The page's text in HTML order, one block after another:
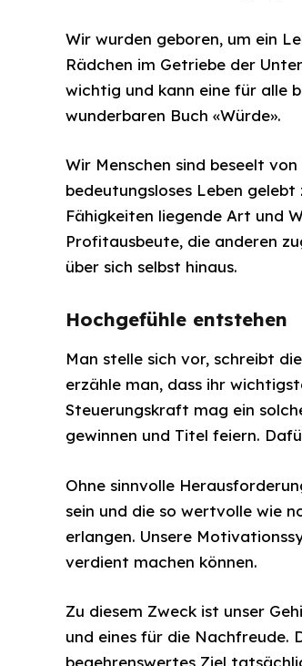
Wir wurden geboren, um ein
Rädchen im Getriebe der
wichtig und kann eine für alle
wunderbaren Buch «Würde».
Wir Menschen sind beseelt
bedeutungsloses Leben
Fähigkeiten liegende Art und
Profitausbeute, die anderen
über sich selbst hinaus.
Hochgefühle entstehen
Man stelle sich vor, schreibt
erzähle man, dass ihr
Steuerungskraft mag ein
gewinnen und Titel feiern.
Ohne sinnvolle
sein und die so wertvolle wie
erlangen. Unsere
verdient machen können.
Zu diesem Zweck ist unser
und eines für die Nachfreude.
begehrenswertes Ziel